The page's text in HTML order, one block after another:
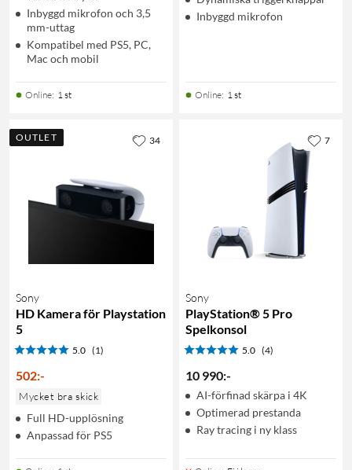
Inbyggd mikrofon och 3,5
mm-uttag
Kompatibel med PS5, PC,
Mac och mobil
Online: 1 st
Inbyggd mikrofon
Online: 1 st
OUTLET
Sony
HD Kamera för Playstation
5
5.0 (1)
502:-
Mycket bra skick
Full HD-upplösning
Anpassad för PS5
34
Sony
PlayStation® 5 Pro
Spelkonsol
5.0 (4)
10 990:-
AI-förfinad skärpa i 4K
Optimerad prestanda
Ray tracing i ny klass
7